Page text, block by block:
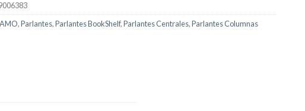
,Parlantes,Parlantes BookShelf,Parlantes Centrales,Parlantes Columnas